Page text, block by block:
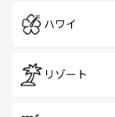
ハワイ
リゾート